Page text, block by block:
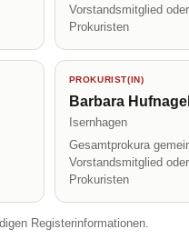
Vorstandsmitglied
Prokuristen
PROKURIST(IN)
Barbara Hufnagel
Isernhagen
Gesamtprokura
Vorstandsmitglied
Prokuristen
Registerinformationen.